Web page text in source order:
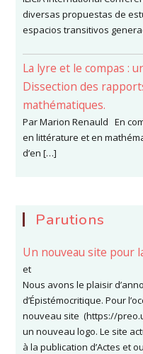
diversas propuestas de
espacios transitivos
La lyre et le compas :
Dissection des
mathématiques.
Par Marion Renauld En
en littérature et en
d’en […]
Parutions
Un nouveau site pour
et
Nous avons le plaisir
d’Épistémocritique. Pour
nouveau site (https://
un nouveau logo. Le site
à la publication d’Actes et